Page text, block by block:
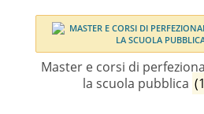
Master e corsi di
la scuola pubblica